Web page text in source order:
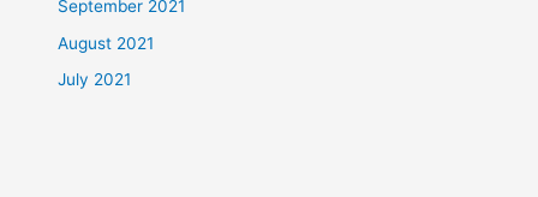
September 2021
August 2021
July 2021